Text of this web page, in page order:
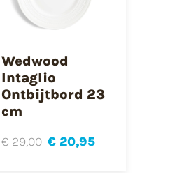
Wedwood
Intaglio
Ontbijtbord 23
cm
€ 29,00 € 20,95